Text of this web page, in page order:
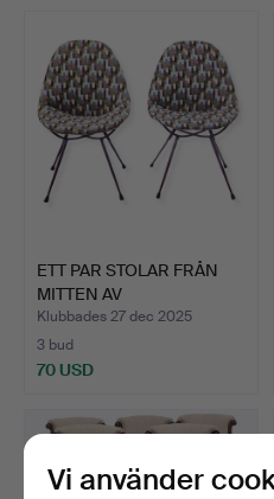
ETT PAR STOLAR FRÅN
MITTEN AV
ÅRHUNDRADET …
Klubbades 27 dec 2025
3 bud
70 USD
Vi använder